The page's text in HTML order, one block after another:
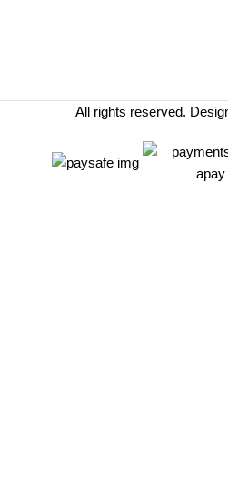
All rights reserved.